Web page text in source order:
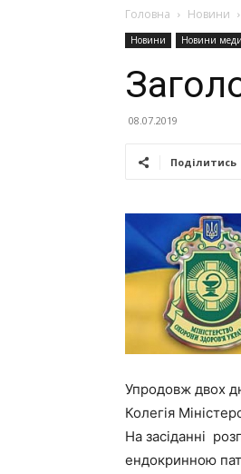
Головна Новини
Новини Новини
08.07.2019
Поділитись
Упродовж двох
Колегія
На засіданні
ендокринною